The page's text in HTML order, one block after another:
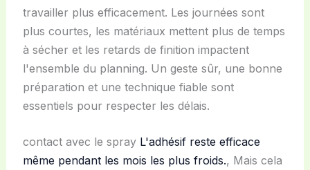
travailler plus efficacement. Les journées sont
plus courtes, les matériaux mettent plus de temps
à sécher et les retards de finition impactent
l'ensemble du planning. Un geste sûr, une bonne
préparation et une technique fiable sont
essentiels pour respecter les délais.
contact avec le spray L'adhésif reste efficace
même pendant les mois les plus froids., Mais cela